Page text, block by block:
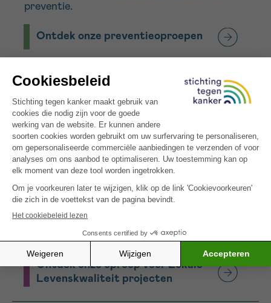
preventie.
Ontdek onze preventieoproepen
De derde missievan Stichting tegen Kanker is
de steun aan mensen geconfronteerd met
kanker. In dit kader steunen we projecten die
rechtstreeks bijdragen tot het welzijn van
deze mensen via de projecten
oproepen Levenskwaliteit.
Ontdek onze oproepen voor
Levenskwaliteit
Ontdek onze oproep voor Lokale
Levenskwaliteit projecten